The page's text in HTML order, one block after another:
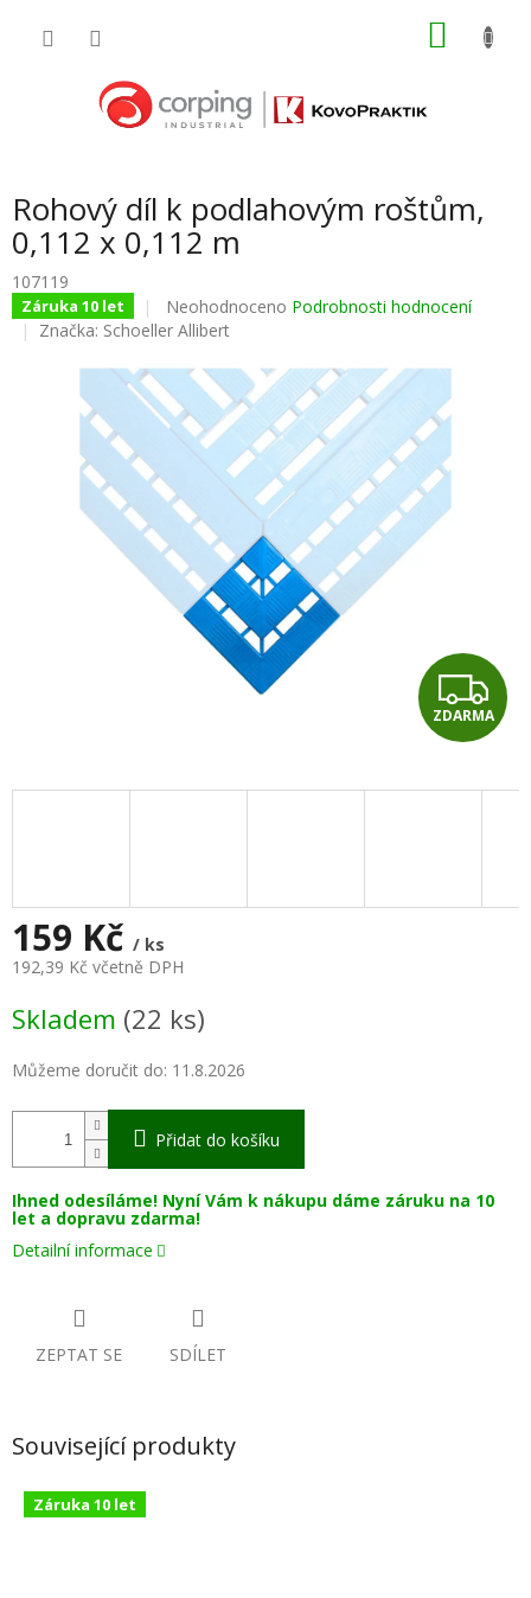
Rohový díl k podlahovým roštům,
0,112 x 0,112 m
107119
Záruka 10 let
Průměrné
hodnocení
je
0,0
z
hvězdiček.
Neohodnoceno Podrobnosti hodnocení
Značka: Schoeller Allibert
Z
D
A
ZDARMA
159 Kč / ks
192,39 Kč včetně DPH
cena:
Skladem (22 ks)
Můžeme doručit do: 11.8.2026
Přidat do košíku
Ihned odesíláme! Nyní Vám k nákupu dáme záruku na 10
let a dopravu zdarma!
Detailní informace
ZEPTAT SE SDÍLET
Související produkty
Záruka 10 let